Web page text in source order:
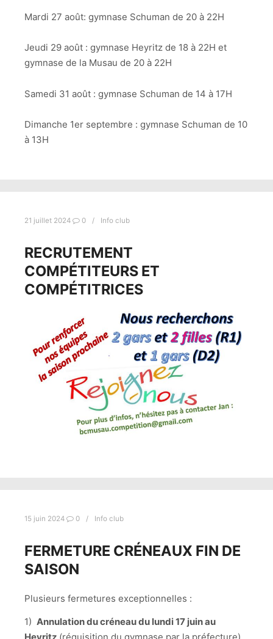
Mardi 27 août: gymnase Schuman de 20 à 22H
Jeudi 29 août : gymnase Heyritz de 18 à 22H et
gymnase de la Musau de 20 à 22H
Samedi 31 août : gymnase Schuman de 14 à 17H
Dimanche 1er septembre : gymnase Schuman de 10
à 13H
21 juillet 2024 0 Info club
RECRUTEMENT
COMPÉTITEURS ET
COMPÉTITRICES
15 juin 2024 0 Info club
FERMETURE CRÉNEAUX FIN DE
SAISON
Plusieurs fermetures exceptionnelles :
1) Annulation du créneau du lundi 17 juin au